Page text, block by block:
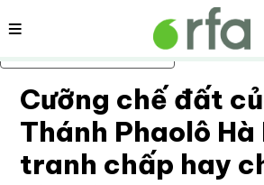
Bỏ qua nội dung chính
Nội dung
Cưỡng chế đất
Thánh Phaolô Hà
tranh chấp hay